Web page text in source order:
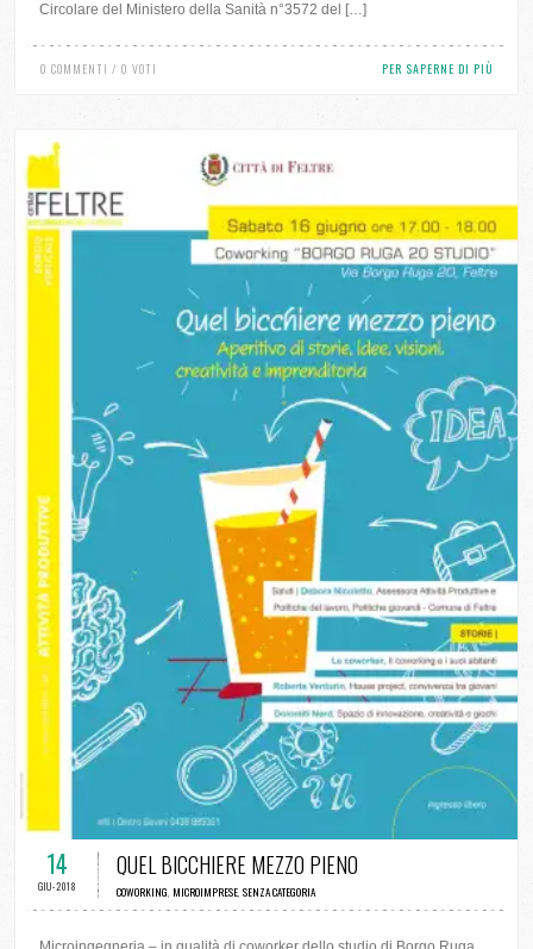
Circolare del Ministero della Sanità n°3572 del […]
0 COMMENTI / 0 VOTI PER SAPERNE DI PIÙ
0 COMMENTI / 0 VOTI
14
GIU-2018
QUEL BICCHIERE MEZZO PIENO
COWORKING, MICROIMPRESE,SENZA CATEGORIA